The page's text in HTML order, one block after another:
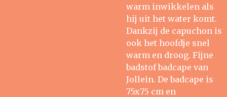
warm inwikkelen als
hij uit het water komt.
Dankzij de capuchon is
ook het hoofdje snel
warm en droog. Fijne
badstof badcape van
Jollein. De badcape is
75x75 cm en